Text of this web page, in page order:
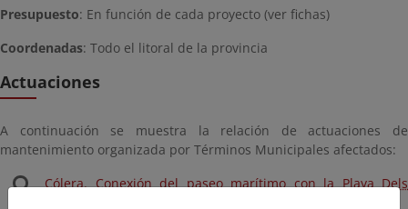
Presupuesto: En función de cada proyecto (ver fichas)
Coordenadas: Todo el litoral de la provincia
Actuaciones
A continuación se muestra la relación de actuaciones de
mantenimiento organizada por Términos Municipales afectados:
Cólera. Conexión del paseo marítimo con la Playa Dels